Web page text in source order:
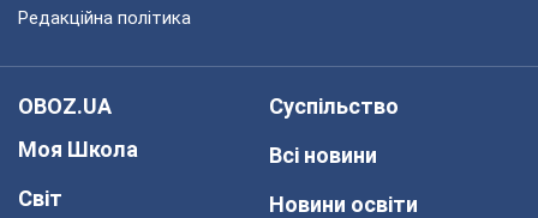
Редакційна політика
OBOZ.UA
Моя Школа
Світ
Суспільство
Всі новини
Новини освіти